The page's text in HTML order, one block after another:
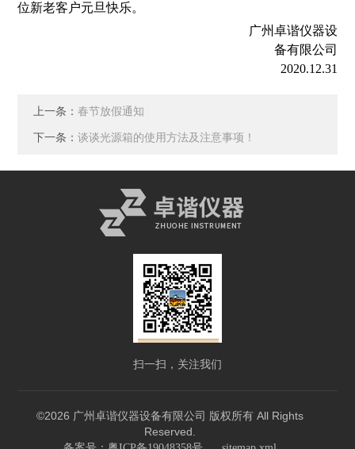
位新老客户元旦快乐。
广州卓谐仪器设
备有限公司
2020.12.31
上一条：春节放假通知
下一条：谈谈光源箱的使用方法及注意事项！
扫一扫，关注我们
©2026 广州卓谐仪器设备有限公司 版权所有 All Rights
Reserved.